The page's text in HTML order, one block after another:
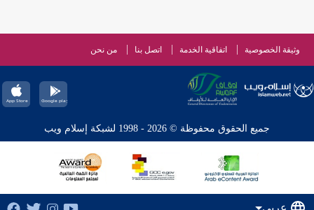
وثيقة الخصوصية اتفاقية الخدمة اتصل بنا من نحن
جميع الحقوق محفوظة © 2026 - 1998 لشبكة إسلام ويب